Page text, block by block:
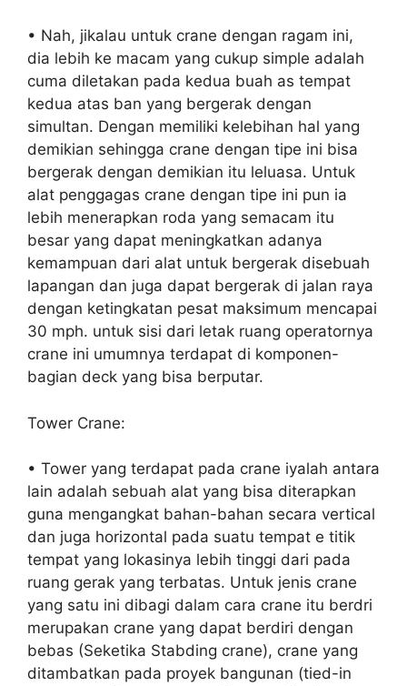
• Nah, jikalau untuk crane dengan ragam ini,
dia lebih ke macam yang cukup simple adalah
cuma diletakan pada kedua buah as tempat
kedua atas ban yang bergerak dengan
simultan. Dengan memiliki kelebihan hal yang
demikian sehingga crane dengan tipe ini bisa
bergerak dengan demikian itu leluasa. Untuk
alat penggagas crane dengan tipe ini pun ia
lebih menerapkan roda yang semacam itu
besar yang dapat meningkatkan adanya
kemampuan dari alat untuk bergerak disebuah
lapangan dan juga dapat bergerak di jalan raya
dengan ketingkatan pesat maksimum mencapai
30 mph. untuk sisi dari letak ruang operatornya
crane ini umumnya terdapat di komponen-
bagian deck yang bisa berputar.
Tower Crane:
• Tower yang terdapat pada crane iyalah antara
lain adalah sebuah alat yang bisa diterapkan
guna mengangkat bahan-bahan secara vertical
dan juga horizontal pada suatu tempat e titik
tempat yang lokasinya lebih tinggi dari pada
ruang gerak yang terbatas. Untuk jenis crane
yang satu ini dibagi dalam cara crane itu berdri
merupakan crane yang dapat berdiri dengan
bebas (Seketika Stabding crane), crane yang
ditambatkan pada proyek bangunan (tied-in